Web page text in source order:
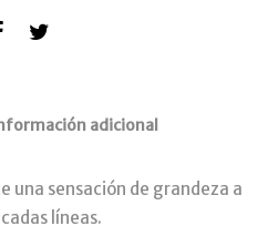
adicional
una sensación de grandeza a
líneas.